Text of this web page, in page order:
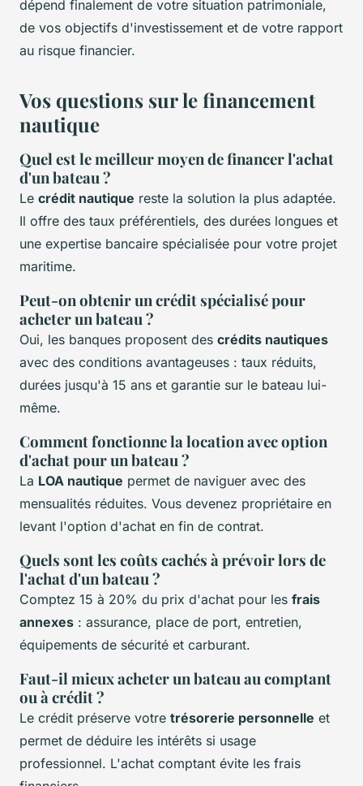
dépend finalement de votre situation patrimoniale,
de vos objectifs d'investissement et de votre rapport
au risque financier.
Vos questions sur le financement
nautique
Quel est le meilleur moyen de financer l'achat
d'un bateau ?
Le crédit nautique reste la solution la plus adaptée.
Il offre des taux préférentiels, des durées longues et
une expertise bancaire spécialisée pour votre projet
maritime.
Peut-on obtenir un crédit spécialisé pour
acheter un bateau ?
Oui, les banques proposent des crédits nautiques
avec des conditions avantageuses : taux réduits,
durées jusqu'à 15 ans et garantie sur le bateau lui-
même.
Comment fonctionne la location avec option
d'achat pour un bateau ?
La LOA nautique permet de naviguer avec des
mensualités réduites. Vous devenez propriétaire en
levant l'option d'achat en fin de contrat.
Quels sont les coûts cachés à prévoir lors de
l'achat d'un bateau ?
Comptez 15 à 20% du prix d'achat pour les frais
annexes : assurance, place de port, entretien,
équipements de sécurité et carburant.
Faut-il mieux acheter un bateau au comptant
ou à crédit ?
Le crédit préserve votre trésorerie personnelle et
permet de déduire les intérêts si usage
professionnel. L'achat comptant évite les frais